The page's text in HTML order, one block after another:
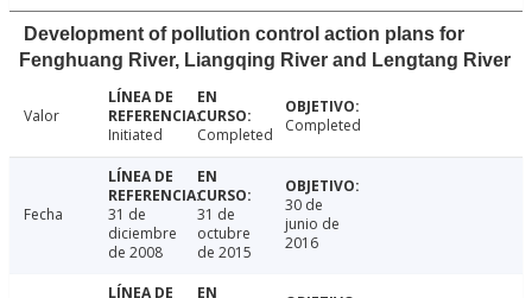
Development of pollution control action plans for
Fenghuang River, Liangqing River and Lengtang River
Valor
Initiated
Completed Completed
Fecha
31 de
diciembre
de 2008
31 de
octubre
de 2015
30 de
junio de
2016